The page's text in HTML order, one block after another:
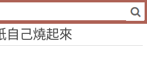
自己燒起來